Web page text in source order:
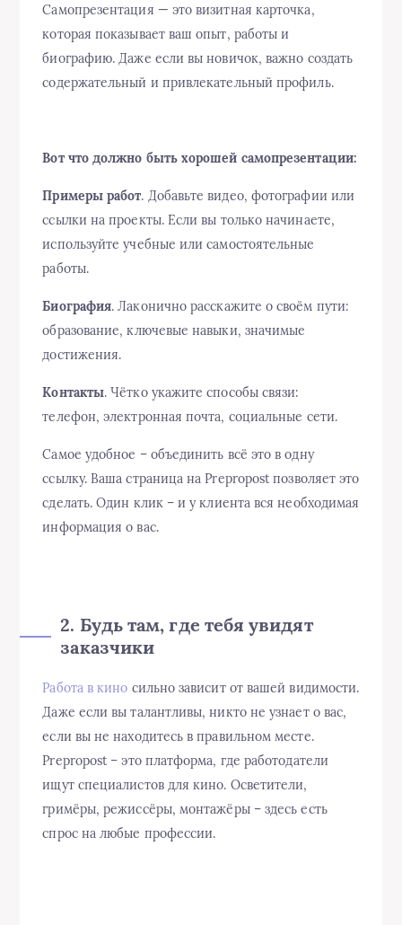
Самопрезентация — это визитная карточка,
которая показывает ваш опыт, работы и
биографию. Даже если вы новичок, важно создать
содержательный и привлекательный профиль.
Вот что должно быть хорошей самопрезентации:
Примеры работ. Добавьте видео, фотографии или
ссылки на проекты. Если вы только начинаете,
используйте учебные или самостоятельные
работы.
Биография. Лаконично расскажите о своём пути:
образование, ключевые навыки, значимые
достижения.
Контакты. Чётко укажите способы связи:
телефон, электронная почта, социальные сети.
Самое удобное – объединить всё это в одну
ссылку. Ваша страница на Prepropost позволяет это
сделать. Один клик – и у клиента вся необходимая
информация о вас.
2. Будь там, где тебя увидят
заказчики
Работа в кино сильно зависит от вашей видимости.
Даже если вы талантливы, никто не узнает о вас,
если вы не находитесь в правильном месте.
Prepropost – это платформа, где работодатели
ищут специалистов для кино. Осветители,
гримёры, режиссёры, монтажёры – здесь есть
спрос на любые профессии.